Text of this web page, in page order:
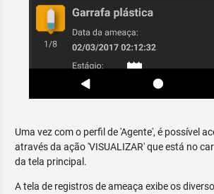
Uma vez com o perfil de 'Agente', é possível
através da ação 'VISUALIZAR' que está no
da tela principal.
A tela de registros de ameaça exibe os